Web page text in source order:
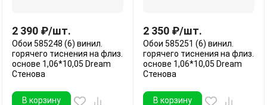
2 390 ₽/шт.
Обои 585248 (6) винил.
горячего тиснения на флиз.
основе 1,06*10,05 Dream
Стенова
В корзину
2 350 ₽/шт.
Обои 585251 (6) винил.
горячего тиснения на флиз.
основе 1,06*10,05 Dream
Стенова
В корзину